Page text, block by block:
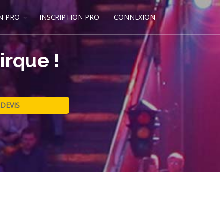
PRO INSCRIPTION PRO CONNEXION
!